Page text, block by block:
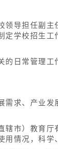
导担任副
学校招生
日常管理工
求、产业
市）教育
情况，科学